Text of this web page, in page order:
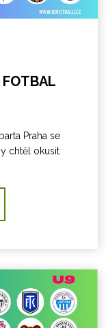
FOTBAL
Praha se
chtěl okusit